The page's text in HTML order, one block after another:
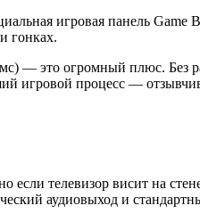
игровая панель Game
гонках.
— это огромный плюс. Без
игровой процесс —
телевизор висит на
аудиовыход и